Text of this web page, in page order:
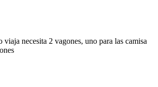
necesita 2 vagones, uno para las camisa